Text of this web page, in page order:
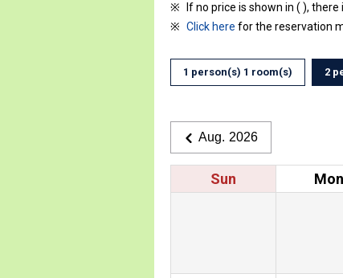
If no price is shown in ( ),
Click here for the reservation
1 person(s) 1 room(s) 2
Aug. 2026
Sun Mon